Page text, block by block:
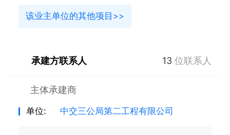
该业主单位的其他项目>>
承建方联系人 13 位联系人
主体承建商
单位: 中交三公局第二工程有限公司